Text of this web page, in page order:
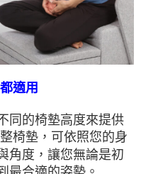
適用
同的椅墊高度來提供
椅墊，可依照您的身
角度，讓您無論是初